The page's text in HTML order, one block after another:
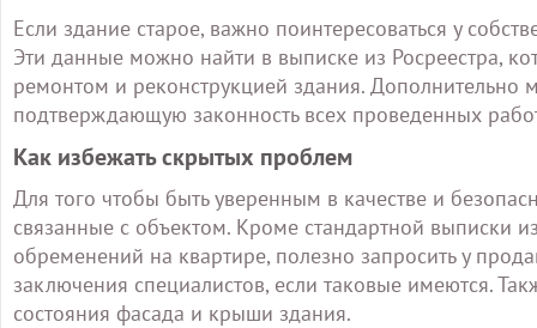
Если здание старое, важно поинтересоваться у
Эти данные можно найти в выписке из Росреестра,
ремонтом и реконструкцией здания. Дополнительно
подтверждающую законность всех проведенных
Как избежать скрытых проблем
Для того чтобы быть уверенным в качестве и
связанные с объектом. Кроме стандартной выписки
обременений на квартире, полезно запросить у
заключения специалистов, если таковые имеются.
состояния фасада и крыши здания.